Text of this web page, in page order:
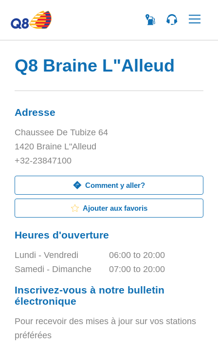
Q8 Braine L"Alleud
Adresse
Chaussee De Tubize 64
1420 Braine L"Alleud
+32-23847100
Comment y aller?
Ajouter aux favoris
Heures d'ouverture
Lundi - Vendredi
06:00 to 20:00
Samedi - Dimanche
07:00 to 20:00
Inscrivez-vous à notre bulletin
électronique
Pour recevoir des mises à jour sur vos stations
préférées